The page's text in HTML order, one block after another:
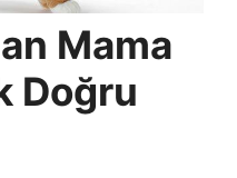
Mama
Doğru